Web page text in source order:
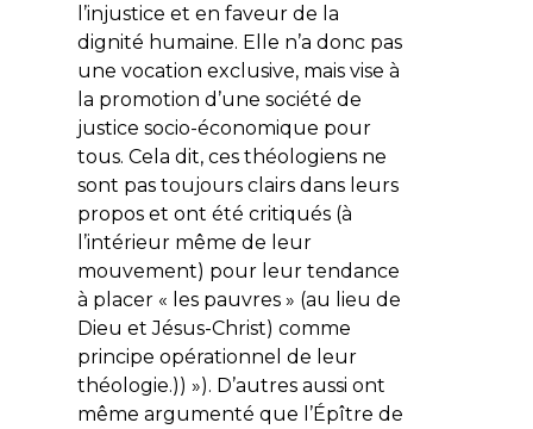
l’injustice et en faveur de la
dignité humaine. Elle n’a donc pas
une vocation exclusive, mais vise à
la promotion d’une société de
justice socio-économique pour
tous. Cela dit, ces théologiens ne
sont pas toujours clairs dans leurs
propos et ont été critiqués (à
l’intérieur même de leur
mouvement) pour leur tendance
à placer « les pauvres » (au lieu de
Dieu et Jésus-Christ) comme
principe opérationnel de leur
théologie.)) »). D’autres aussi ont
même argumenté que l’Épître de